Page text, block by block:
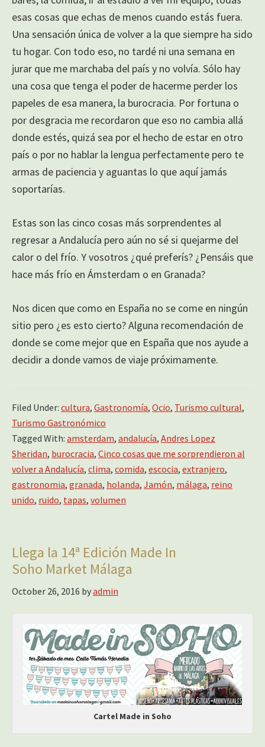
esas cosas que echas de menos cuando estás fuera.
Una sensación única de volver a la que siempre ha sido
tu hogar. Con todo eso, no tardé ni una semana en
jurar que me marchaba del país y no volvía. Sólo hay
una cosa que tenga el poder de hacerme perder los
papeles de esa manera, la burocracia. Por fortuna o
por desgracia me recordaron que eso no cambia allá
donde estés, quizá sea por el hecho de estar en otro
país o por no hablar la lengua perfectamente pero te
armas de paciencia y aguantas lo que aquí jamás
soportarías.
Estas son las cinco cosas más sorprendentes al
regresar a Andalucía pero aún no sé si quejarme del
calor o del frío. Y vosotros ¿qué preferís? ¿Pensáis que
hace más frío en Ámsterdam o en Granada?
Nos dicen que como en España no se come en ningún
sitio pero ¿es esto cierto? Alguna recomendación de
donde se come mejor que en España que nos ayude a
decidir a donde vamos de viaje próximamente.
Filed Under: cultura, Gastronomía, Ocio, Turismo cultural,
Turismo Gastronómico
Tagged With: amsterdam, andalucía, Andres Lopez
Sheridan, burocracia, Cinco cosas que me sorprendieron al
volver a Andalucía, clima, comida, escocia, extranjero,
gastronomia, granada, holanda, Jamón, málaga, reino
unido, ruido, tapas, volumen
Llega la 14ª Edición Made In
Soho Market Málaga
October 26, 2016 byadmin
Cartel Made in Soho